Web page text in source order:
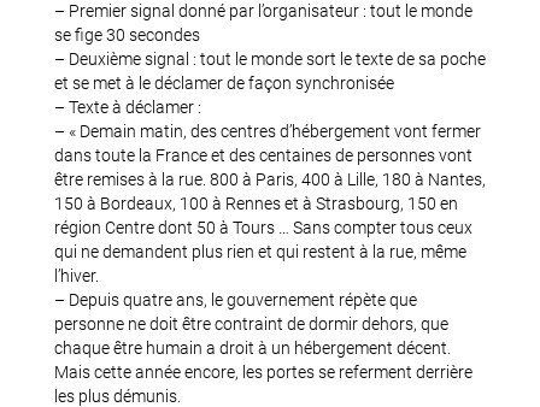
– Premier signal donné par l’organisateur : tout le monde
se fige 30 secondes
– Deuxième signal : tout le monde sort le texte de sa poche
et se met à le déclamer de façon synchronisée
– Texte à déclamer :
– « Demain matin, des centres d’hébergement vont fermer
dans toute la France et des centaines de personnes vont
être remises à la rue. 800 à Paris, 400 à Lille, 180 à Nantes,
150 à Bordeaux, 100 à Rennes et à Strasbourg, 150 en
région Centre dont 50 à Tours … Sans compter tous ceux
qui ne demandent plus rien et qui restent à la rue, même
l’hiver.
– Depuis quatre ans, le gouvernement répète que
personne ne doit être contraint de dormir dehors, que
chaque être humain a droit à un hébergement décent.
Mais cette année encore, les portes se referment derrière
les plus démunis.